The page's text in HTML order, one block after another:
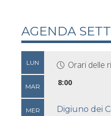
AGENDA
LUN
MAR
MER
Orari delle
8:00
Digiuno dei